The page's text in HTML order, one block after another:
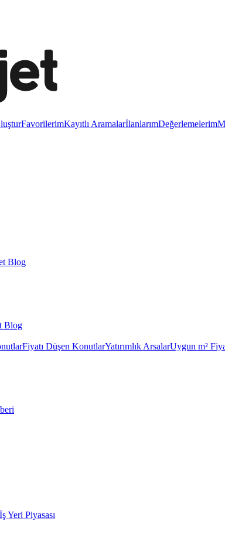
FavorilerimKayıtlı AramalarİlanlarımDeğerlemelerim
Blog
Blog
Fiyatı Düşen KonutlarYatırımlık ArsalarUygun m²
Yeri Piyasası